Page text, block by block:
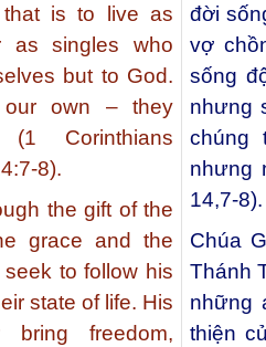
that is to live as
as singles who
but to God.
own – they
Corinthians
8).
the gift of the
grace and the
to follow his
state of life. His
freedom,
đời
vợ
sống
nhưng
chúng
nhưng
14,7-8).
Chúa
Thánh
những
thiện